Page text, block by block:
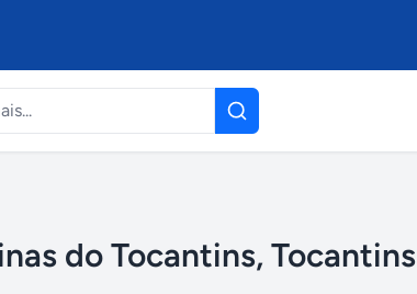
do Tocantins, Tocantins